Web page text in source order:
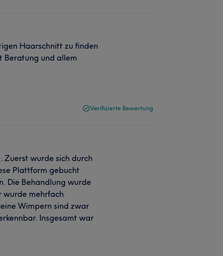
Haarschnitt zu finden
Beratung und allem
Verifizierte Bewertung
wurde sich durch
Plattform gebucht
Die Behandlung wurde
wurde mehrfach
Wimpern sind zwar
Insgesamt war